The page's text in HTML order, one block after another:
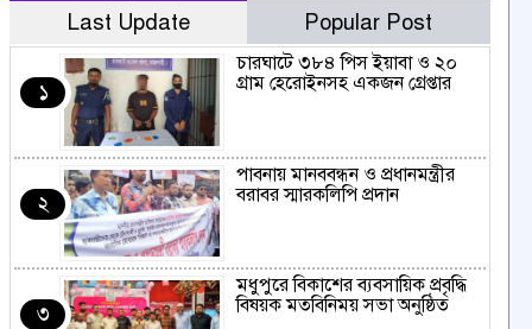
Last Update Popular Post
১
চারঘাটে ৩৮৪ পিস ইয়াবা ও ২০
গ্রাম হেরোইনসহ একজন গ্রেপ্তার
২
পাবনায় মানববন্ধন ও প্রধানমন্ত্রীর
বরাবর স্মারকলিপি প্রদান
৩
মধুপুরে বিকাশের ব্যবসায়িক প্রবৃদ্ধি
বিষয়ক মতবিনিময় সভা অনুষ্ঠিত